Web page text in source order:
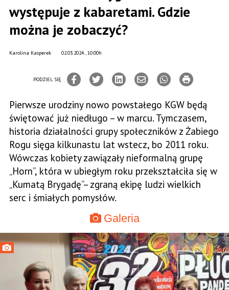
występuje z kabaretami. Gdzie
można je zobaczyć?
02.03.2024., 10:00h
Karolina Kasperek
PODZIEL SIĘ
Pierwsze urodziny nowo powstałego KGW będą
świętować już niedługo – w marcu. Tymczasem,
historia działalności grupy społeczników z Żabiego
Rogu sięga kilkunastu lat wstecz, bo 2011 roku.
Wówczas kobiety zawiązały nieformalną grupę
„Horn”, która w ubiegłym roku przekształciła się w
„Kumatą Brygadę”– zgraną ekipę ludzi wielkich
serc i śmiałych pomysłów.
Galeria